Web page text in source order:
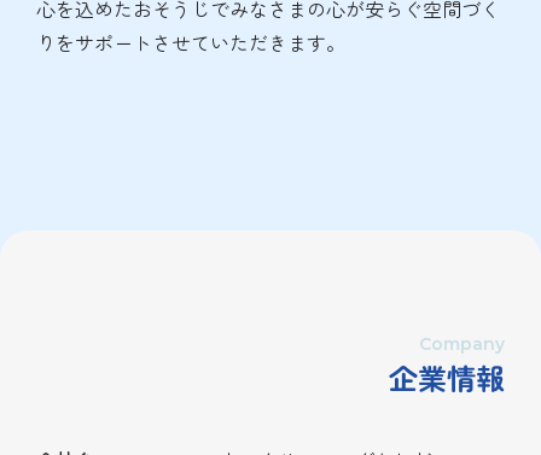
心を込めたおそうじでみなさまの心が安らぐ空間づく
りをサポートさせていただきます。
Company
企業情報